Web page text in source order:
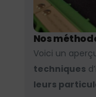
Nos
Voici un
techniques
leurs